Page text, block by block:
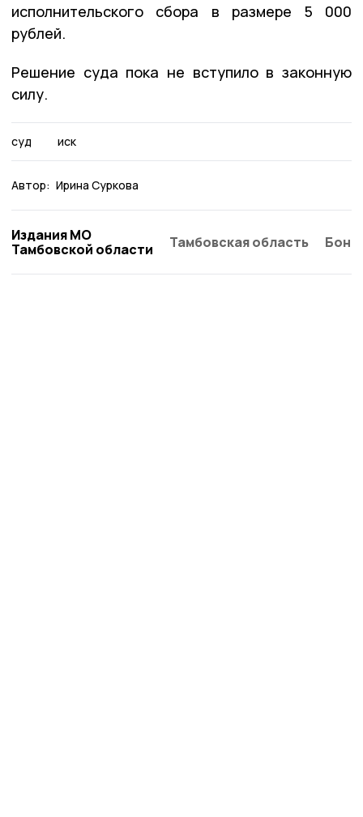
исполнительского сбора в размере 5 000
рублей.
Решение суда пока не вступило в законную
силу.
суд иск
Автор: Ирина Суркова
Издания МО
Тамбовской области
Тамбовская область